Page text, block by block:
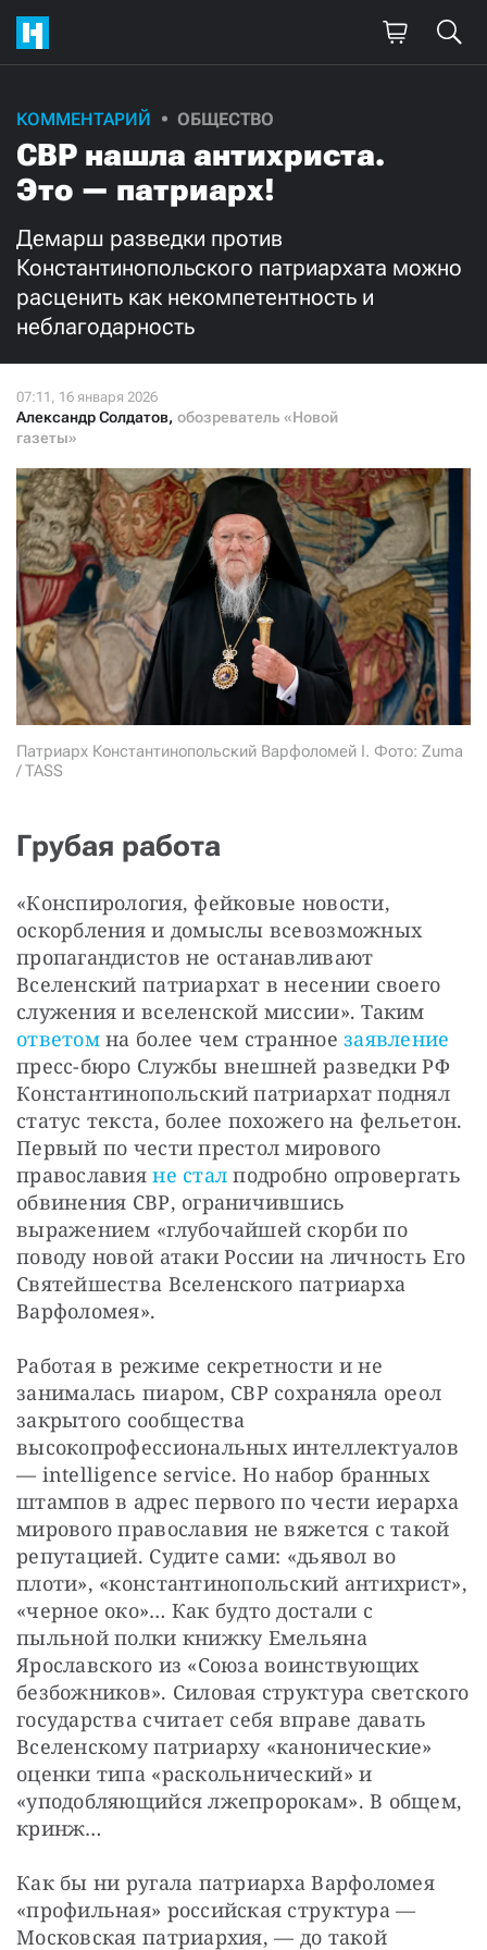
КОММЕНТАРИЙ ОБЩЕСТВО
СВР нашла антихриста.
Это — патриарх!
Демарш разведки против
Константинопольского патриархата можно
расценить как некомпетентность и
неблагодарность
Александр Солдатов, обозреватель «Новой
газеты»
Патриарх Константинопольский Варфоломей I. Фото: Zuma
/ TASS
Грубая работа
«Конспирология, фейковые новости,
оскорбления и домыслы всевозможных
пропагандистов не останавливают
Вселенский патриархат в несении своего
ответом на более чем странное заявление
пресс-бюро Службы внешней разведки РФ
Константинопольский патриархат поднял
статус текста, более похожего на фельетон.
Первый по чести престол мирового
православия не стал подробно опровергать
обвинения СВР, ограничившись
выражением «глубочайшей скорби по
поводу новой атаки России на личность Его
Святейшества Вселенского патриарха
Варфоломея».
Работая в режиме секретности и не
занималась пиаром, СВР сохраняла ореол
закрытого сообщества
высокопрофессиональных интеллектуалов
— intelligence service. Но набор бранных
штампов в адрес первого по чести иерарха
мирового православия не вяжется с такой
репутацией. Судите сами: «дьявол во
плоти», «константинопольский антихрист»,
«черное око»… Как будто достали с
пыльной полки книжку Емельяна
Ярославского из «Союза воинствующих
безбожников». Силовая структура светского
государства считает себя вправе давать
Вселенскому патриарху «канонические»
оценки типа «раскольнический» и
«уподобляющийся лжепророкам». В общем,
кринж…
Как бы ни ругала патриарха Варфоломея
«профильная» российская структура —
Московская патриархия, — до такой
Поддержите
нашу работу!
Ежемесячно
3000 1000
500
Нажимая кнопку «Стать соучастником»,
СТАТЬ СОУЧАСТНИКОМ
ПОДЕЛИТЬСЯ С ДРУЗЬЯМИ
Если у вас есть вопросы, пишите donate@novayagazeta.ruили
звоните:
+7 (929) 612-03-68